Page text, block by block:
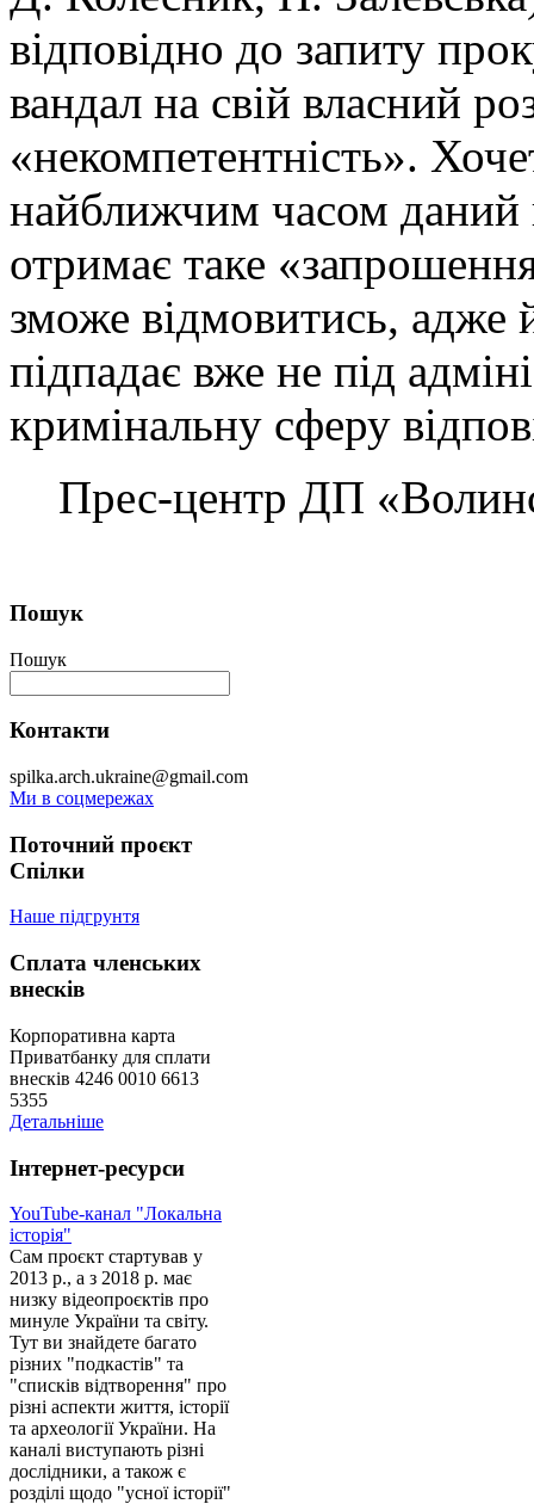
відповідно до запиту
вандал на свій власний
«некомпетентність».
найближчим часом даний
отримає таке
зможе відмовитись, адже
підпадає вже не під
кримінальну сферу
Прес-центр ДП
Пошук
Пошук
Контакти
spilka.arch.ukraine@gmail.com
Ми в соцмережах
Поточний проєкт
Спілки
Наше підгрунтя
Сплата членських
внесків
Корпоративна карта
Приватбанку для сплати
внесків 4246 0010 6613
5355
Детальніше
Інтернет-ресурси
YouTube-канал "Локальна
історія"
Сам проєкт стартував у
2013 р., а з 2018 р. має
низку відеопроєктів про
минуле України та світу.
Тут ви знайдете багато
різних "подкастів" та
"списків відтворення" про
різні аспекти життя, історії
та археології України. На
каналі виступають різні
дослідники, а також є
розділі щодо "усної історії"